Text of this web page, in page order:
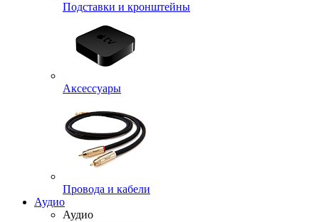
Подставки и кронштейны
Аксессуары
Провода и кабели
Аудио
Аудио